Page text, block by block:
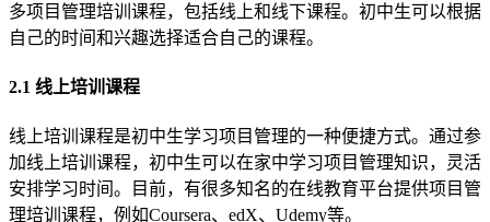
多项目管理培训课程，包括线上和线下课程。初中生可以根据
自己的时间和兴趣选择适合自己的课程。
2.1 线上培训课程
线上培训课程是初中生学习项目管理的一种便捷方式。通过参
加线上培训课程，初中生可以在家中学习项目管理知识，灵活
安排学习时间。目前，有很多知名的在线教育平台提供项目管
理培训课程，例如Coursera、edX、Udemy等。